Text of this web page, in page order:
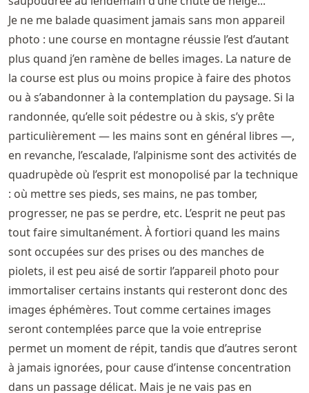
Je ne me balade quasiment jamais sans mon appareil
photo : une course en montagne réussie l’est d’autant
plus quand j’en ramène de belles images. La nature de
la course est plus ou moins propice à faire des photos
ou à s’abandonner à la contemplation du paysage. Si la
randonnée, qu’elle soit pédestre ou à skis, s’y prête
particulièrement — les mains sont en général libres —,
en revanche, l’escalade, l’alpinisme sont des activités de
quadrupède où l’esprit est monopolisé par la technique
: où mettre ses pieds, ses mains, ne pas tomber,
progresser, ne pas se perdre, etc. L’esprit ne peut pas
tout faire simultanément. À fortiori quand les mains
sont occupées sur des prises ou des manches de
piolets, il est peu aisé de sortir l’appareil photo pour
immortaliser certains instants qui resteront donc des
images éphémères. Tout comme certaines images
seront contemplées parce que la voie entreprise
permet un moment de répit, tandis que d’autres seront
à jamais ignorées, pour cause d’intense concentration
dans un passage délicat. Mais je ne vais pas en